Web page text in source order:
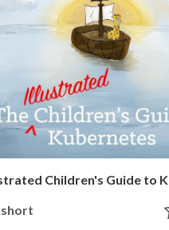
Children's Guide to